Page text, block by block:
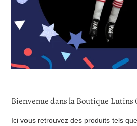
Bienvenue dans la Boutique Lutins
Ici vous retrouvez des produits tels